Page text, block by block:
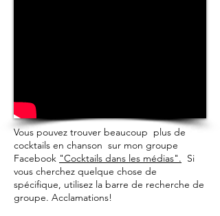
Vous pouvez trouver beaucoup plus de
cocktails en chanson sur mon groupe
Facebook "Cocktails dans les médias". Si
vous cherchez quelque chose de
spécifique, utilisez la barre de recherche de
groupe. Acclamations!